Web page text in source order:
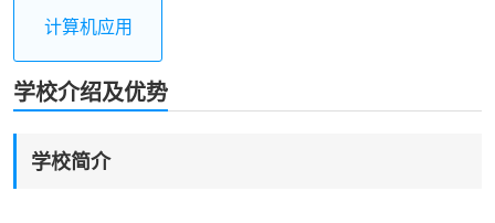
计算机应用
学校介绍及优势
学校简介